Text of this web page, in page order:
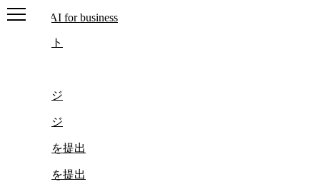
ログアウト
マイページ
マイページ
レポートを提出
レポートを提出